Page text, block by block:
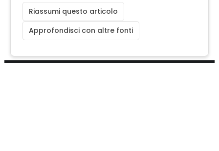
Riassumi questo articolo
Approfondisci con altre fonti